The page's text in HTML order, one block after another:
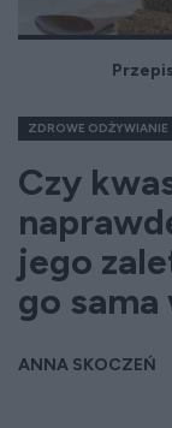
ZDROWE ODŻYWIANIE
Czy
jego
go sama
ANNA SKOCZEŃ